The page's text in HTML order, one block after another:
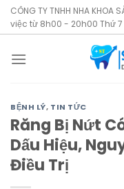
Skip
to
CÔNG TY TNHH NHA KHOA
việc từ 8h00 - 20h00 Thứ
BỆNH LÝ, TIN TỨC
Răng Bị Nứt
Dấu Hiệu,
Điều Trị